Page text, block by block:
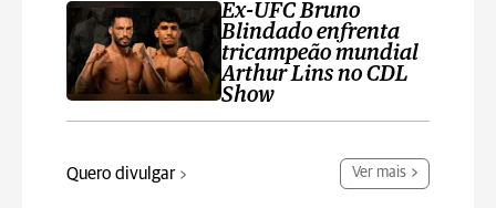
Ex-UFC Bruno
Blindado enfrenta
tricampeão mundial
Arthur Lins no CDL
Show
Quero divulgar Ver mais